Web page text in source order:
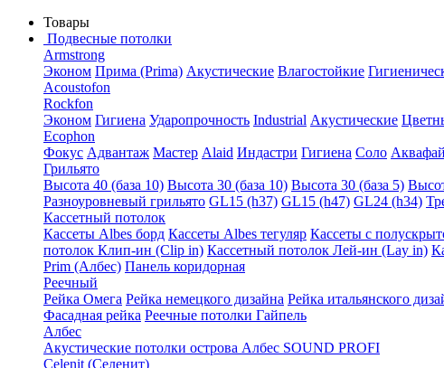
Товары
Подвесные потолки
Armstrong
Эконом Прима (Prima) Акустические Влагостойкие
Acoustofon
Rockfon
Эконом Гигиена Ударопрочность Industrial Акустические
Ecophon
Фокус Адвантаж Мастер Alaid Индастри Гигиена Соло
Грильято
Высота 40 (база 10) Высота 30 (база 10) Высота 30 (база 5)
Разноуровневый грильято GL15 (h37) GL15 (h47) GL24 (h34)
Кассетный потолок
Кассеты Albes борд Кассеты Albes тегуляр Кассеты с
потолок Клип-ин (Clip in) Кассетный потолок Лей-ин (Lay in)
Prim (Албес) Панель коридорная
Реечный
Рейка Омега Рейка немецкого дизайна Рейка итальянского
Фасадная рейка Реечные потолки Гайпель
Албес
Акустические потолки острова Албес SOUND PROFI
Celenit (Селенит)